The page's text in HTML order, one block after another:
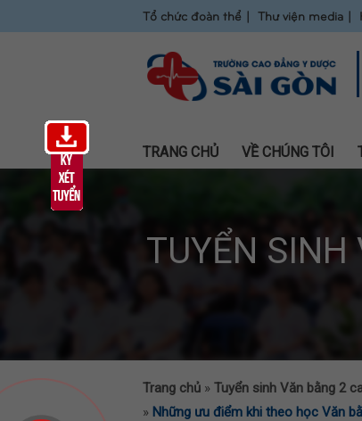
Tổ chức đoàn thể Thư viện media
TRANG CHỦ VỀ CHÚNG TÔI
TUYỂN
Trang chủ » Tuyển sinh Văn bằng 2
» Những ưu điểm khi theo học Văn